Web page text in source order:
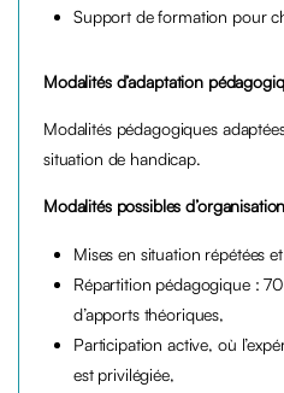
Support de formation pour
Modalités d’adaptation
Modalités pédagogiques
situation de handicap.
Modalités possibles d’organisation
Mises en situation répétées
Répartition pédagogique :
d’apports théoriques,
Participation active, où
est privilégiée,